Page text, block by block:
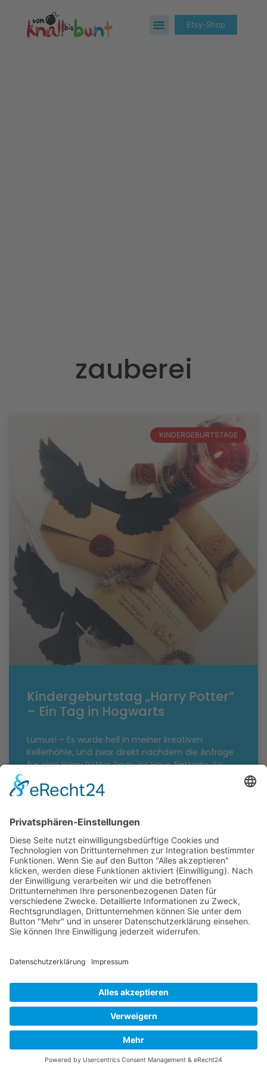
Etsy-Shop
zauberei
KINDERGEBURTSTAGE
Kindergeburtstag „Harry Potter“
– Ein Tag in Hogwarts
Lumus! – Es wurde hell in meiner kreativen
Kellerhöhle, und zwar direkt nachdem die Anfrage
für eine Harry Potter Party ins Haus flatterte. So
FOLGE MIR
Instagram
BLOGLOVIN`
DatenschutzImpressum